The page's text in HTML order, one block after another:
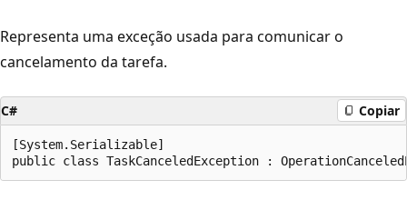
Representa uma exceção usada para comunicar o
cancelamento da tarefa.
C# Copiar
[System.Serializable]
public class TaskCanceledException :